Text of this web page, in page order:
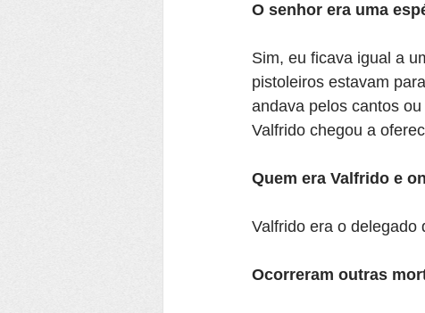
O senhor era uma
Sim, eu ficava igual a
pistoleiros estavam
andava pelos cantos
Valfrido chegou a
Quem era Valfrido e
Valfrido era o delegado
Ocorreram outras